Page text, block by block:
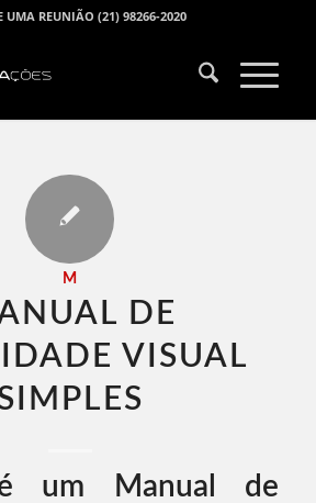
UMA REUNIÃO (21) 98266-2020
M
DE
VISUAL
um Manual de